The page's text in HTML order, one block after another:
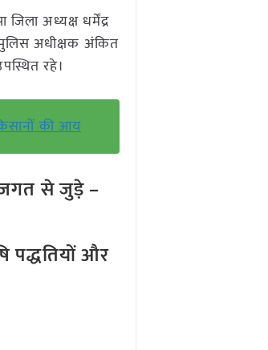
अध्यक्ष धर्मेंद्र
पुलिस अधीक्षक अंकित
रहे।
की आय
से जुड़े –
पद्धतियों और